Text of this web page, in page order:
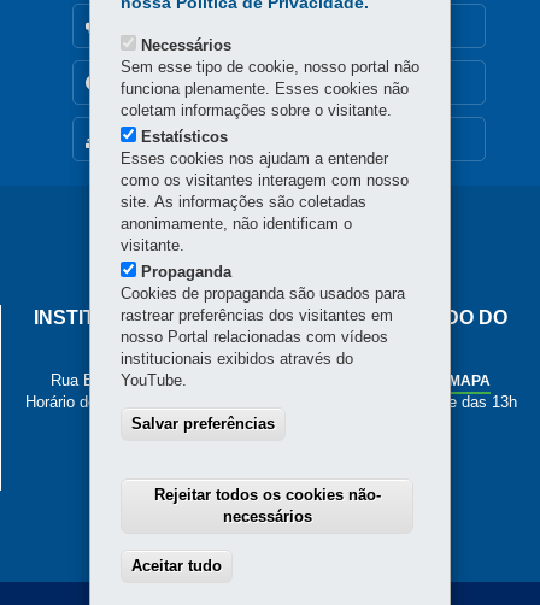
MAPA DO SITE
TRANSPARÊNCIA INSTITUCIONAL
Navegação
principal
INSTITUTO DE PESOS E MEDIDAS DO ESTADO DO
PARANÁ
Rua Estados Unidos, 135 - Bacacheri MAPA
Horário de Atendimento: de segunda a sexta, das 8h às 12h e das 13h
às 17h
Necessários
Sem esse tipo de cookie, nosso portal não
funciona plenamente. Esses cookies não
coletam informações sobre o visitante.
Estatísticos
Esses cookies nos ajudam a entender
como os visitantes interagem com nosso
site. As informações são coletadas
anonimamente, não identificam o
visitante.
Propaganda
Cookies de propaganda são usados para
rastrear preferências dos visitantes em
nosso Portal relacionadas com vídeos
institucionais exibidos através do
YouTube.
Salvar preferências
Rejeitar todos os cookies não-
necessários
Aceitar tudo